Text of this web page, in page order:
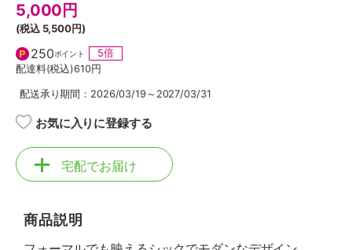
5,000 円
(税込 5,500円)
250ポイント
5倍
配達料(税込)610円
配送承り期間：2026/03/19～2027/03/31
お気に入りに登録する
宅配でお届け
商品説明